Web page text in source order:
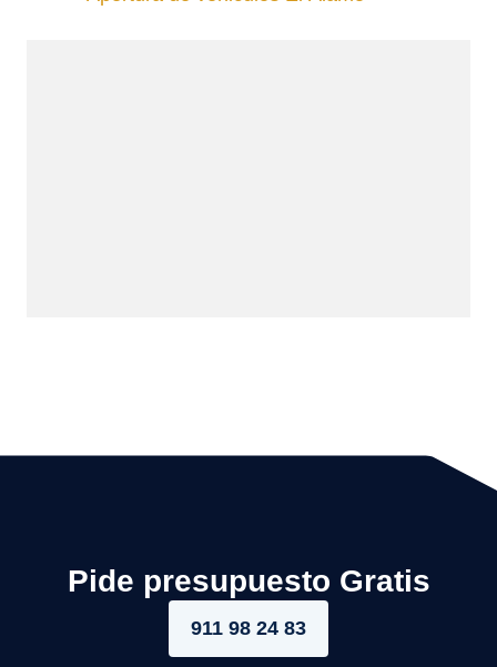
Pide presupuesto Gratis
911 98 24 83